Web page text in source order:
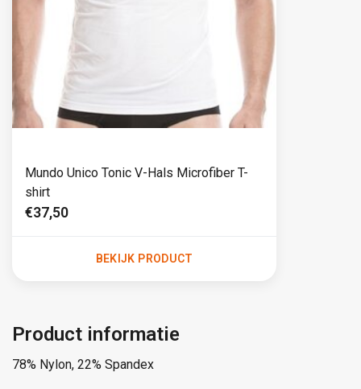
Mundo Unico Tonic V-Hals Microfiber T-
shirt
€37,50
BEKIJK PRODUCT
Product informatie
78% Nylon, 22% Spandex